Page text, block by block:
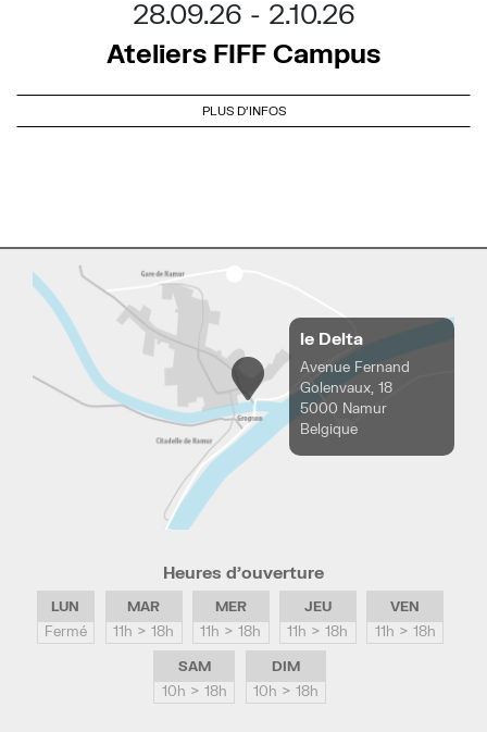
28.09.26
2.10.26
Ateliers FIFF Campus
PLUS D'INFOS
le Delta
Avenue Fernand
Golenvaux, 18
5000 Namur
Belgique
Heures d’ouverture
LUN
Fermé
MAR
11h > 18h
MER
11h > 18h
JEU
11h > 18h
VEN
11h > 18h
SAM
10h > 18h
DIM
10h > 18h